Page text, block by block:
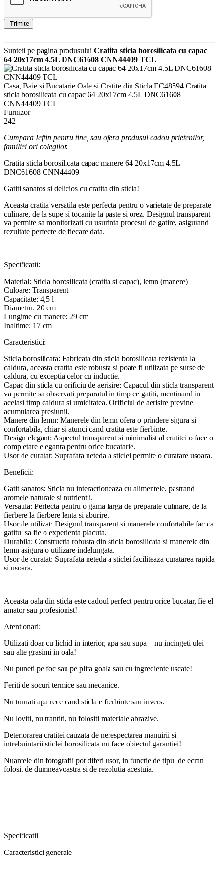
Trimite
Sunteti pe pagina produsului Cratita sticla borosilicata cu capac
64 20x17cm 4.5L DNC61608 CNN44409 TCL
Casa, Baie si Bucatarie Oale si Cratite din Sticla EC48594 Cratita
sticla borosilicata cu capac 64 20x17cm 4.5L DNC61608
CNN44409 TCL
Furnizor
242
Cumpara Ieftin pentru tine, sau ofera produsul cadou prietenilor,
familiei ori colegilor.
Cratita sticla borosilicata capac manere 64 20x17cm 4.5L
DNC61608 CNN44409
Gatiti sanatos si delicios cu cratita din sticla!
Aceasta cratita versatila este perfecta pentru o varietate de preparate
culinare, de la supe si tocanite la paste si orez. Designul transparent
va permite sa monitorizati cu usurinta procesul de gatire, asigurand
rezultate perfecte de fiecare data.
Specificatii:
Material: Sticla borosilicata (cratita si capac), lemn (manere)
Culoare: Transparent
Capacitate: 4,5 l
Diametru: 20 cm
Lungime cu manere: 29 cm
Inaltime: 17 cm
Caracteristici:
Sticla borosilicata: Fabricata din sticla borosilicata rezistenta la
caldura, aceasta cratita este robusta si poate fi utilizata pe surse de
caldura, cu exceptia celor cu inductie.
Capac din sticla cu orificiu de aerisire: Capacul din sticla transparent
va permite sa observati preparatul in timp ce gatiti, mentinand in
acelasi timp caldura si umiditatea. Orificiul de aerisire previne
acumularea presiunii.
Manere din lemn: Manerele din lemn ofera o prindere sigura si
confortabila, chiar si atunci cand cratita este fierbinte.
Design elegant: Aspectul transparent si minimalist al cratitei o face o
completare eleganta pentru orice bucatarie.
Usor de curatat: Suprafata neteda a sticlei permite o curatare usoara.
Beneficii:
Gatit sanatos: Sticla nu interactioneaza cu alimentele, pastrand
aromele naturale si nutrientii.
Versatila: Perfecta pentru o gama larga de preparate culinare, de la
fierbere la fierbere lenta si aburire.
Usor de utilizat: Designul transparent si manerele confortabile fac ca
gatitul sa fie o experienta placuta.
Durabila: Constructia robusta din sticla borosilicata si manerele din
lemn asigura o utilizare indelungata.
Usor de curatat: Suprafata neteda a sticlei faciliteaza curatarea rapida
si usoara.
Aceasta oala din sticla este cadoul perfect pentru orice bucatar, fie el
amator sau profesionist!
Atentionari:
Utilizati doar cu lichid in interior, apa sau supa – nu incingeti ulei
sau alte grasimi in oala!
Nu puneti pe foc sau pe plita goala sau cu ingrediente uscate!
Feriti de socuri termice sau mecanice.
Nu turnati apa rece cand sticla e fierbinte sau invers.
Nu loviti, nu trantiti, nu folositi materiale abrazive.
Deteriorarea cratitei cauzata de nerespectarea manuirii si
intrebuintarii sticlei borosilicata nu face obiectul garantiei!
Nuantele din fotografii pot diferi usor, in functie de tipul de ecran
folosit de dumneavoastra si de rezolutia acestuia.
Specificatii
Caracteristici generale